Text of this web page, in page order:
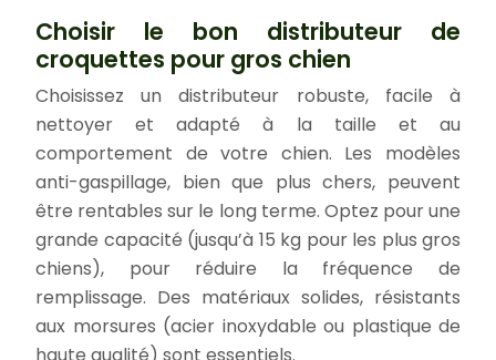
Choisir le bon distributeur de
croquettes pour gros chien
Choisissez un distributeur robuste, facile à
nettoyer et adapté à la taille et au
comportement de votre chien. Les modèles
anti-gaspillage, bien que plus chers, peuvent
être rentables sur le long terme. Optez pour une
grande capacité (jusqu’à 15 kg pour les plus gros
chiens), pour réduire la fréquence de
remplissage. Des matériaux solides, résistants
aux morsures (acier inoxydable ou plastique de